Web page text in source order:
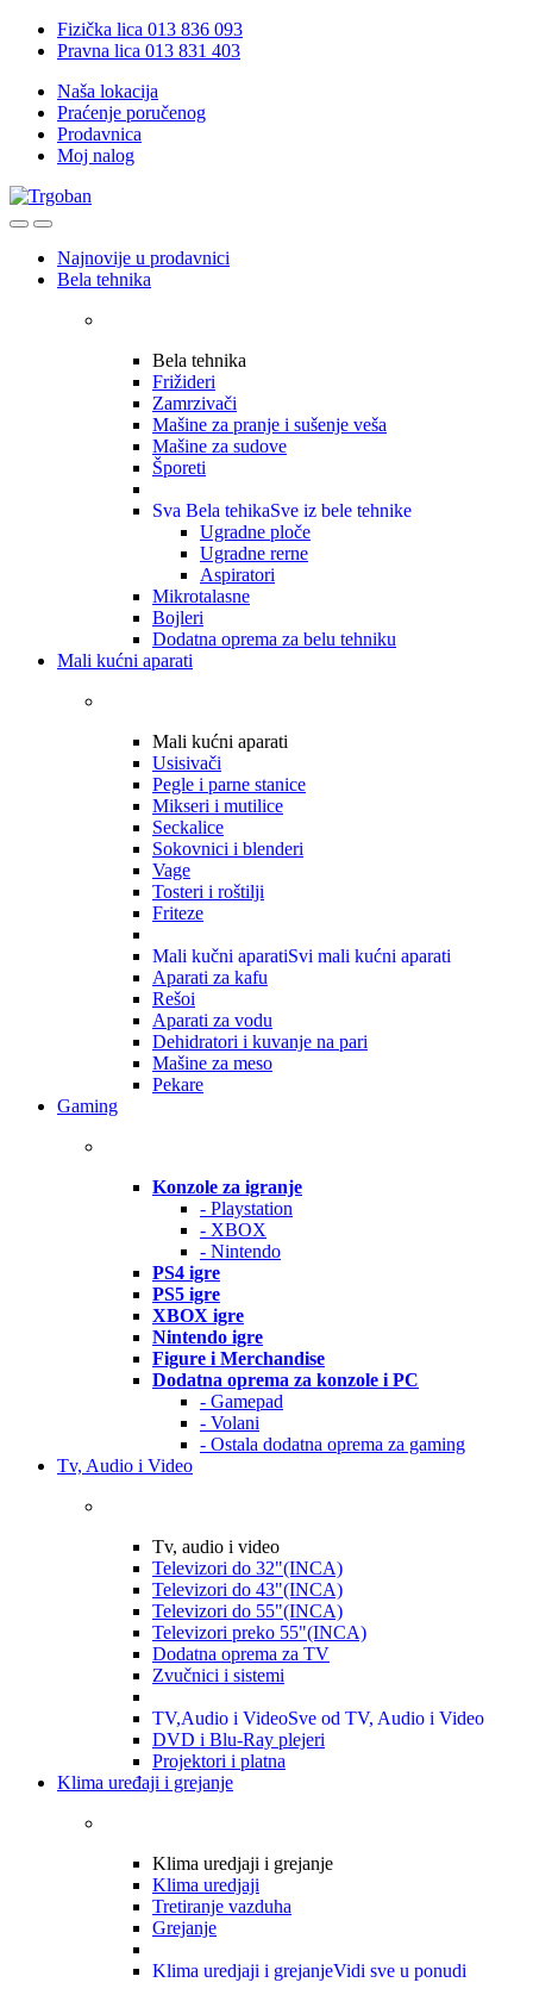
Skip
Skip
Fizička lica 013 836 093
Pravna lica 013 831 403
Naša lokacija
Praćenje poručenog
Prodavnica
Moj nalog
OpenClose
Najnovije u prodavnici
Bela tehnika
Bela tehnika
Frižideri
Zamrzivači
Mašine za pranje i sušenje veša
Mašine za sudove
Šporeti
Sva Bela tehikaSve iz bele tehnike
Ugradne ploče
Ugradne rerne
Aspiratori
Mikrotalasne
Bojleri
Dodatna oprema za belu tehniku
Mali kućni aparati
Mali kućni aparati
Usisivači
Pegle i parne stanice
Mikseri i mutilice
Seckalice
Sokovnici i blenderi
Vage
Tosteri i roštilji
Friteze
Mali kučni aparatiSvi mali kućni aparati
Aparati za kafu
Rešoi
Aparati za vodu
Dehidratori i kuvanje na pari
Mašine za meso
Pekare
Gaming
Konzole za igranje
- Playstation
- XBOX
- Nintendo
PS4 igre
PS5 igre
XBOX igre
Nintendo igre
Figure i Merchandise
Dodatna oprema za konzole i PC
- Gamepad
- Volani
- Ostala dodatna oprema za gaming
Tv, Audio i Video
Tv, audio i video
Televizori do 32"(INCA)
Televizori do 43"(INCA)
Televizori do 55"(INCA)
Televizori preko 55"(INCA)
Dodatna oprema za TV
Zvučnici i sistemi
TV,Audio i VideoSve od TV, Audio i Video
DVD i Blu-Ray plejeri
Projektori i platna
Klima uređaji i grejanje
Klima uredjaji i grejanje
Klima uredjaji
Tretiranje vazduha
Grejanje
Klima uredjaji i grejanjeVidi sve u ponudi